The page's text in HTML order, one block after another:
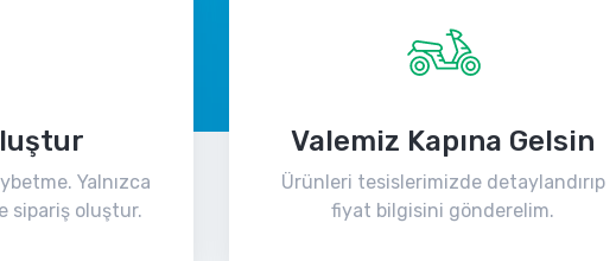
Yalnızca
sipariş oluştur.
Valemiz Kapına Gelsin
Ürünleri tesislerimizde detaylandırıp
fiyat bilgisini gönderelim.